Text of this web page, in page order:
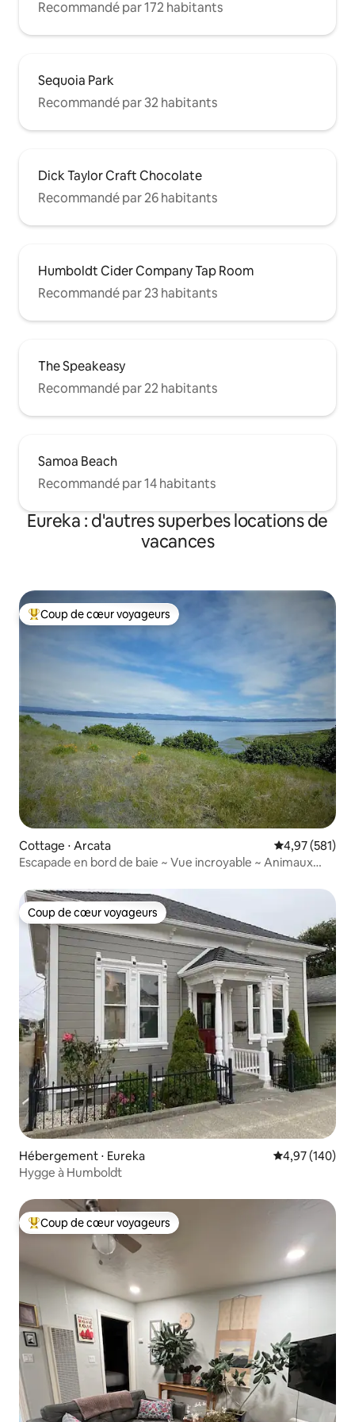
Recommandé par 172 habitants
Sequoia Park
Recommandé par 32 habitants
Dick Taylor Craft Chocolate
Recommandé par 26 habitants
Humboldt Cider Company Tap Room
Recommandé par 23 habitants
The Speakeasy
Recommandé par 22 habitants
Samoa Beach
Recommandé par 14 habitants
Eureka : d'autres superbes locations de
vacances
Coups de cœur voyageurs les plus appréciés
Coup de cœur voyageurs
Cottage ⋅ Arcata Évaluation
4,97 (581)
Escapade en bord de baie ~ Vue incroyable ~ Animaux
Coup de cœur voyageurs
Coup de cœur voyageurs
Hébergement ⋅ Eureka Évaluation
4,97 (140)
Hygge à Humboldt
Coups de cœur voyageurs les plus appréciés
Coup de cœur voyageurs